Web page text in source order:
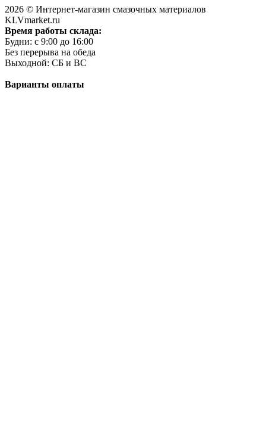
2026 © Интернет-магазин смазочных материалов
KLVmarket.ru
Время работы склада:
Будни: c 9:00 до 16:00
Без перерыва на обеда
Выходной: СБ и ВС
Варианты оплаты